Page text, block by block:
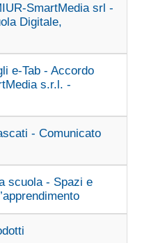
SmartMedia srl -
Digitale,
e-Tab - Accordo
s.r.l. -
- Comunicato
scuola - Spazi e